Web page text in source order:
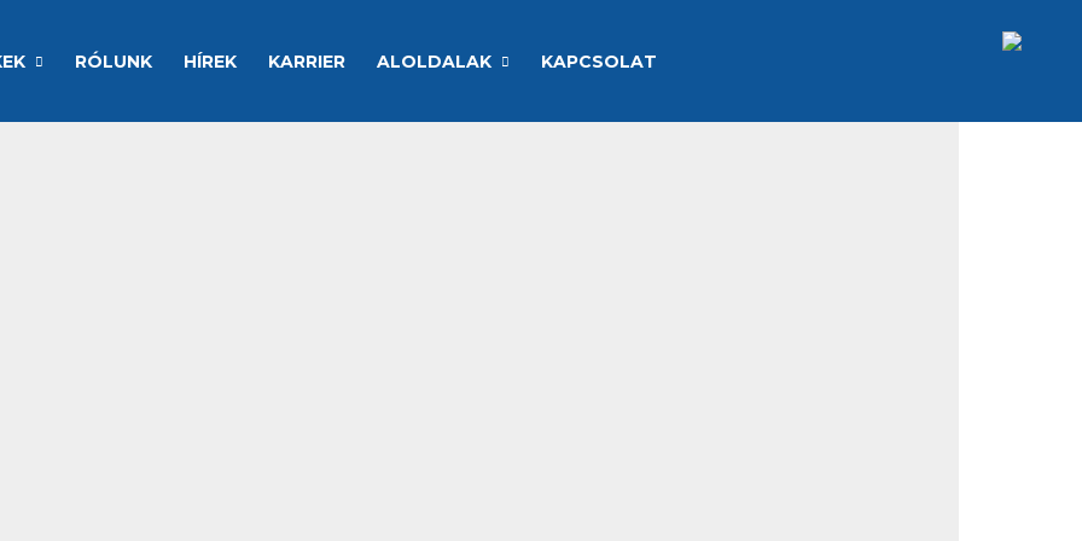
RÓLUNK HÍREK KARRIER ALOLDALAK KAPCSOLAT